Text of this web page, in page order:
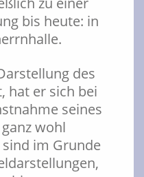
bis heute: in
des
hat er sich bei
seines
wohl
im Grunde